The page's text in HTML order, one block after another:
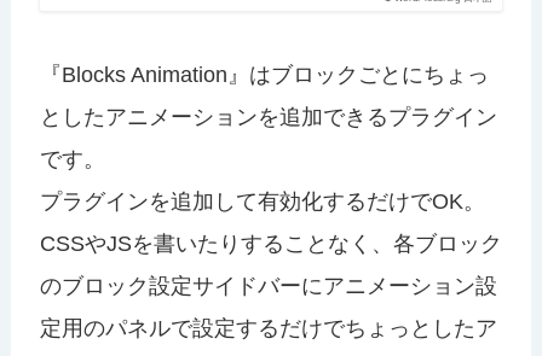
『Blocks Animation』はブロックごとにちょっ
としたアニメーションを追加できるプラグイン
です。
プラグインを追加して有効化するだけでOK。
CSSやJSを書いたりすることなく、各ブロック
のブロック設定サイドバーにアニメーション設
定用のパネルで設定するだけでちょっとしたア